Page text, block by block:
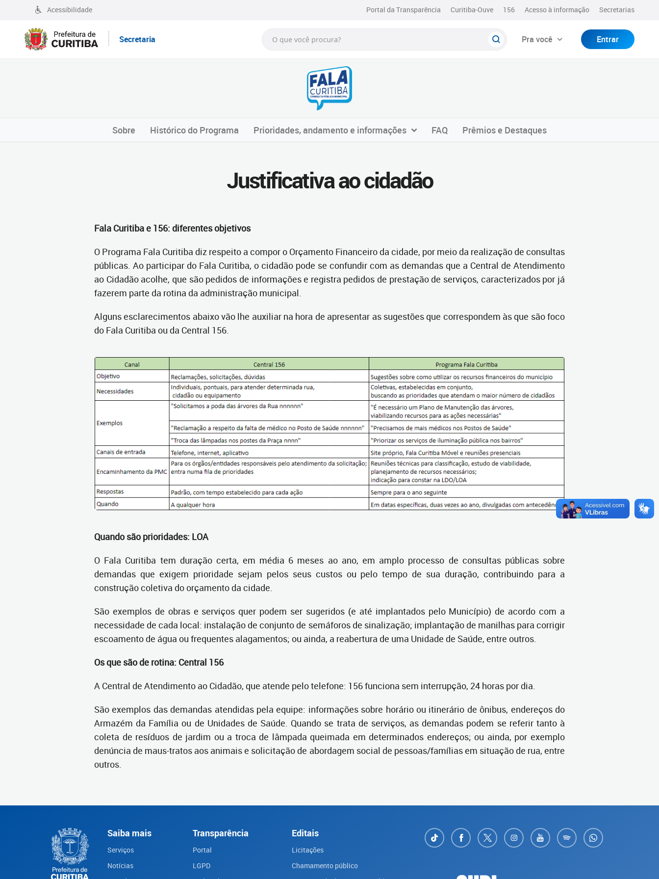
Acessibilidade Portal da Transparência Curitiba-Ouve 156 Acesso à informação Secretarias
Secretaria Pra você Entrar
Sobre Histórico do Programa Prioridades, andamento e informações FAQ Prêmios e Destaques
Justificativa ao cidadão
Fala Curitiba e 156: diferentes objetivos
O Programa Fala Curitiba diz respeito a compor o Orçamento Financeiro da cidade, por meio da realização de consultas
públicas. Ao participar do Fala Curitiba, o cidadão pode se confundir com as demandas que a Central de Atendimento
ao Cidadão acolhe, que são pedidos de informações e registra pedidos de prestação de serviços, caracterizados por já
fazerem parte da rotina da administração municipal.
Alguns esclarecimentos abaixo vão lhe auxiliar na hora de apresentar as sugestões que correspondem às que são foco
do Fala Curitiba ou da Central 156.
Quando são prioridades: LOA
O Fala Curitiba tem duração certa, em média 6 meses ao ano, em amplo processo de consultas públicas sobre
demandas que exigem prioridade sejam pelos seus custos ou pelo tempo de sua duração, contribuindo para a
construção coletiva do orçamento da cidade.
São exemplos de obras e serviços quer podem ser sugeridos (e até implantados pelo Município) de acordo com a
necessidade de cada local: instalação de conjunto de semáforos de sinalização; implantação de manilhas para corrigir
escoamento de água ou frequentes alagamentos; ou ainda, a reabertura de uma Unidade de Saúde, entre outros.
Os que são de rotina: Central 156
A Central de Atendimento ao Cidadão, que atende pelo telefone: 156 funciona sem interrupção, 24 horas por dia.
São exemplos das demandas atendidas pela equipe: informações sobre horário ou itinerário de ônibus, endereços do
Armazém da Família ou de Unidades de Saúde. Quando se trata de serviços, as demandas podem se referir tanto à
coleta de resíduos de jardim ou a troca de lâmpada queimada em determinados endereços; ou ainda, por exemplo
denúncia de maus-tratos aos animais e solicitação de abordagem social de pessoas/famílias em situação de rua, entre
outros.
Saiba mais
Serviços
Notícias
Transparência
Portal
LGPD
Editais
Licitações
Chamamento público